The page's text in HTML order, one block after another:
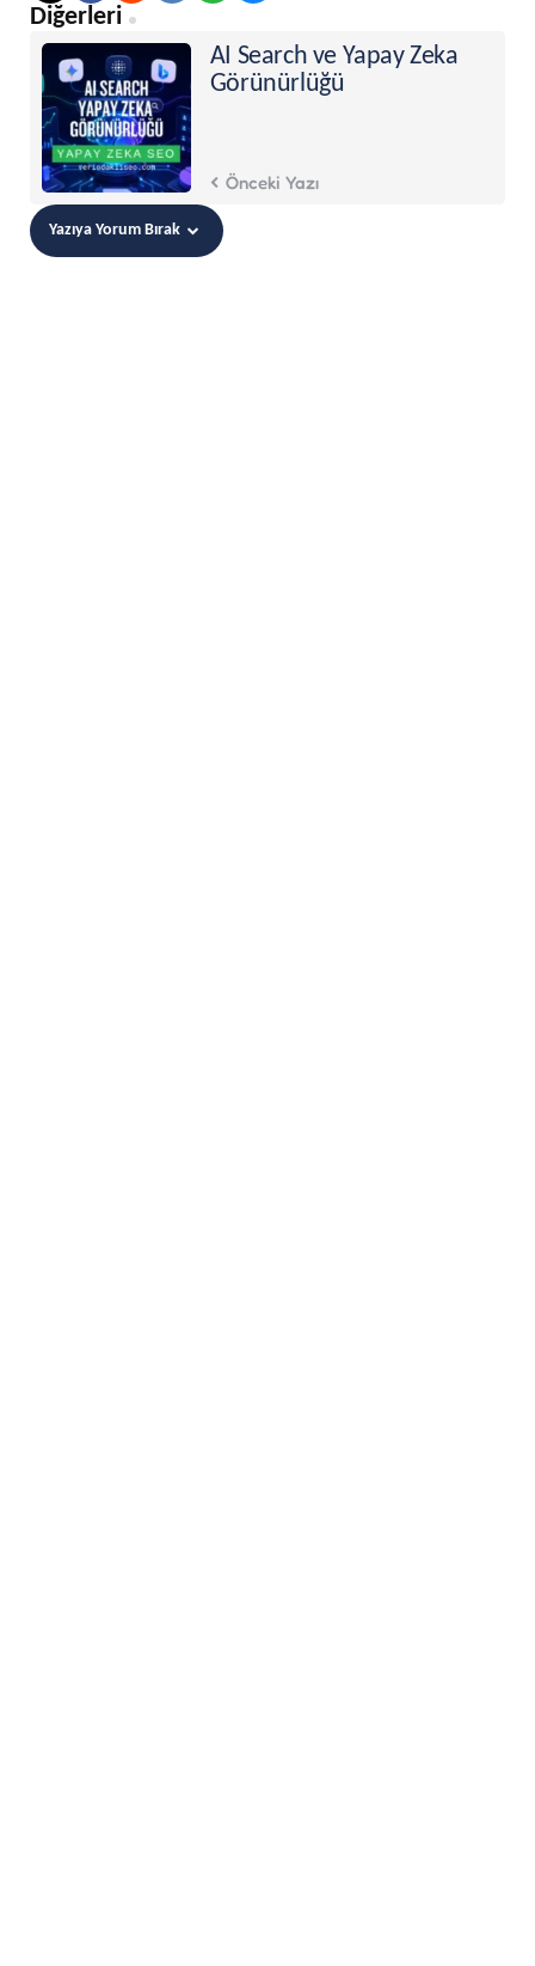
Diğerleri
Post
navigation
AI Search ve Yapay Zeka
Görünürlüğü
Önceki Yazı
Yazıya Yorum Bırak